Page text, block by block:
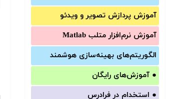
آموزش‌ پردازش تصویر و ویدئو
آموزش‌ نرم‌افزار متلب Matlab
الگوریتم‌های بهینه‌سازی هوشمند
● آموزش‌های رایگان
● استخدام در فرادرس